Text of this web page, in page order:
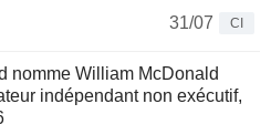
31/07
CI
nomme William McDonald
indépendant non exécutif,